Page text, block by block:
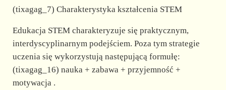
(tixagag_7) Charakterystyka kształcenia STEM
Edukacja STEM charakteryzuje się praktycznym,
interdyscyplinarnym podejściem. Poza tym strategie
uczenia się wykorzystują następującą formułę:
(tixagag_16) nauka + zabawa + przyjemność +
motywacja .